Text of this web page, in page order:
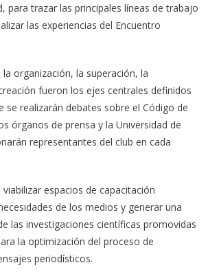
para trazar las principales líneas de trabajo
las experiencias del Encuentro
organización, la superación, la
fueron los ejes centrales definidos
se realizarán debates sobre el Código de
órganos de prensa y la Universidad de
representantes del club en cada
espacios de capacitación
de los medios y generar una
las investigaciones científicas promovidas
la optimización del proceso de
periodísticos.